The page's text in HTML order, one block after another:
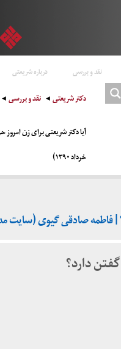
نقد و بررسی درباره شریعتی
دکتر شریعتی نقد و بررسی
آیا دکتر شریعتی برای زن
خرداد ۱۳۹۰)
صادقی گیوی (سایت
دارد؟